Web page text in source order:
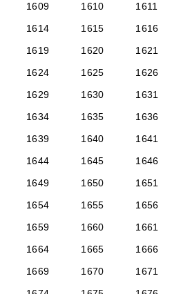
1609
1610 1611
1614
1615 1616
1619
1620 1621
1624
1625 1626
1629
1630 1631
1634
1635 1636
1639
1640 1641
1644
1645 1646
1649
1650 1651
1654
1655 1656
1659
1660 1661
1664
1665 1666
1669
1670 1671